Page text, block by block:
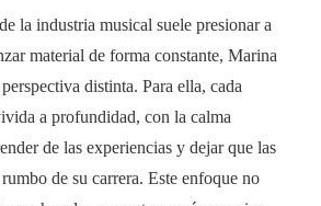
la industria musical suele presionar a
material de forma constante, Marina
distinta. Para ella, cada
a profundidad, con la calma
de las experiencias y dejar que las
de su carrera. Este enfoque no